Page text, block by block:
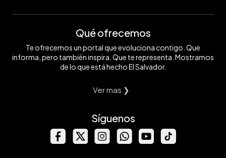
Qué ofrecemos
Te ofrecemos un portal que evoluciona contigo. Que
informa, pero también inspira. Que te representa. Mostramos
de lo que está hecho El Salvador.
Ver mas ❯
Síguenos